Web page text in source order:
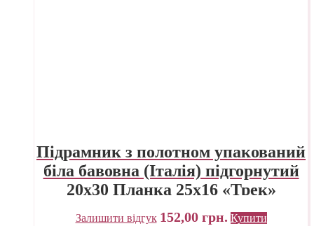
Підрамник з полотном упакований
біла бавовна (Італія) підгорнутий
20х30 Планка 25х16 «Трек»
Україна
Залишити відгук 152,00 грн. Купити